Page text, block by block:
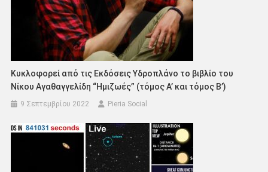
Κυκλοφορεί από τις Εκδόσεις Υδροπλάνο το βιβλίο του
Νίκου Αγαθαγγελίδη “Ημιζωές” (τόμος Α’ και τόμος Β’)
9 Σεπτεμβρίου 2022 Pieria Social